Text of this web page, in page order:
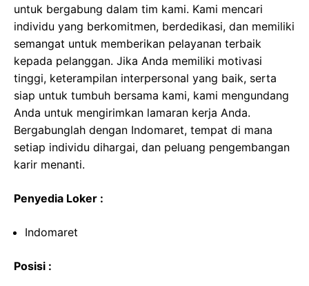
untuk bergabung dalam tim kami. Kami mencari
individu yang berkomitmen, berdedikasi, dan memiliki
semangat untuk memberikan pelayanan terbaik
kepada pelanggan. Jika Anda memiliki motivasi
tinggi, keterampilan interpersonal yang baik, serta
siap untuk tumbuh bersama kami, kami mengundang
Anda untuk mengirimkan lamaran kerja Anda.
Bergabunglah dengan Indomaret, tempat di mana
setiap individu dihargai, dan peluang pengembangan
karir menanti.
Penyedia Loker :
Indomaret
Posisi :